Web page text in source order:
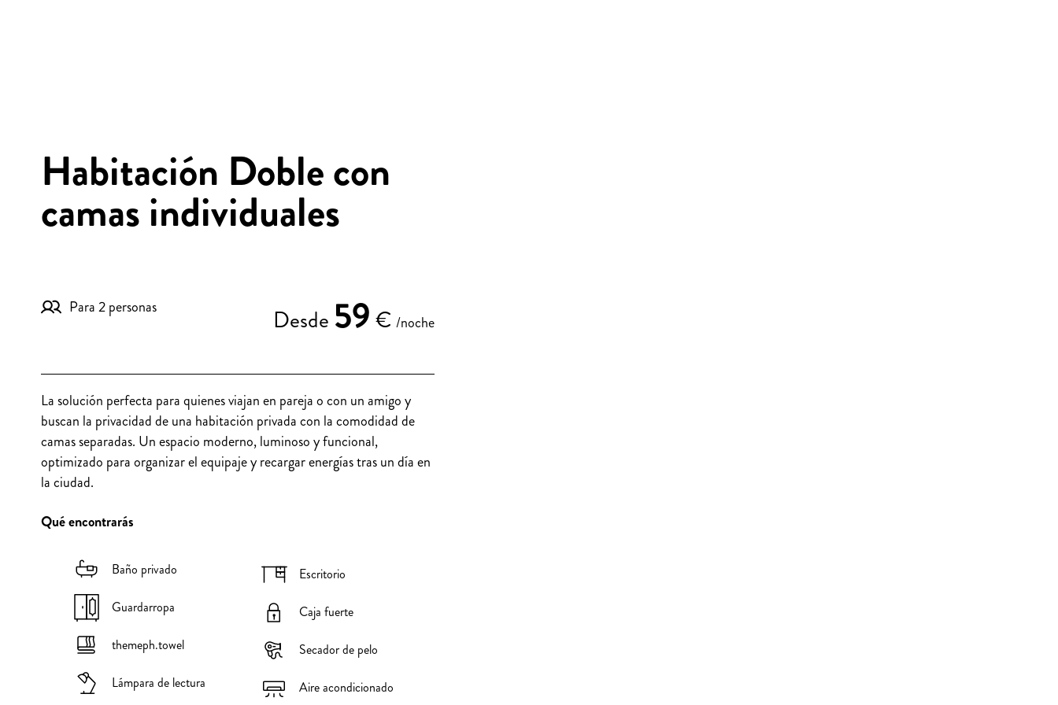
Habitación Doble con
camas individuales
Para 2 personas Desde 59 € /noche
La solución perfecta para quienes viajan en pareja o con un amigo y
buscan la privacidad de una habitación privada con la comodidad de
camas separadas. Un espacio moderno, luminoso y funcional,
optimizado para organizar el equipaje y recargar energías tras un día en
la ciudad.
Qué encontrarás
Baño privado
Guardarropa
themeph.towel
Lámpara de lectura
Escritorio
Caja fuerte
Secador de pelo
Aire acondicionado